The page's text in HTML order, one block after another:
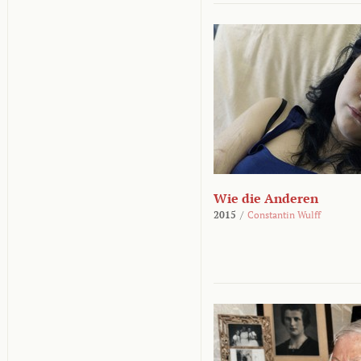
Wie die Anderen
2015 / Constantin Wulff